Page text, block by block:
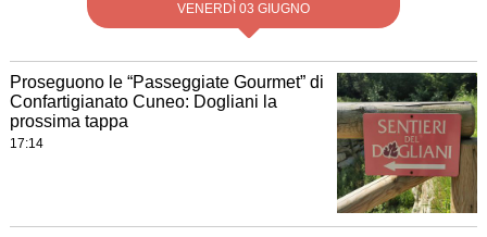
VENERDÌ 03 GIUGNO
Proseguono le “Passeggiate Gourmet” di
Confartigianato Cuneo: Dogliani la
prossima tappa
17:14